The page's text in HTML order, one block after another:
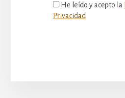
He leído y acepto la
Privacidad